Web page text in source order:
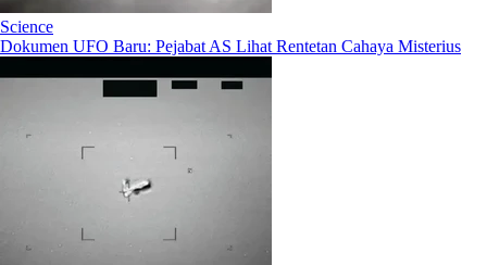
Science
Dokumen UFO Baru: Pejabat AS Lihat Rentetan Cahaya Misterius